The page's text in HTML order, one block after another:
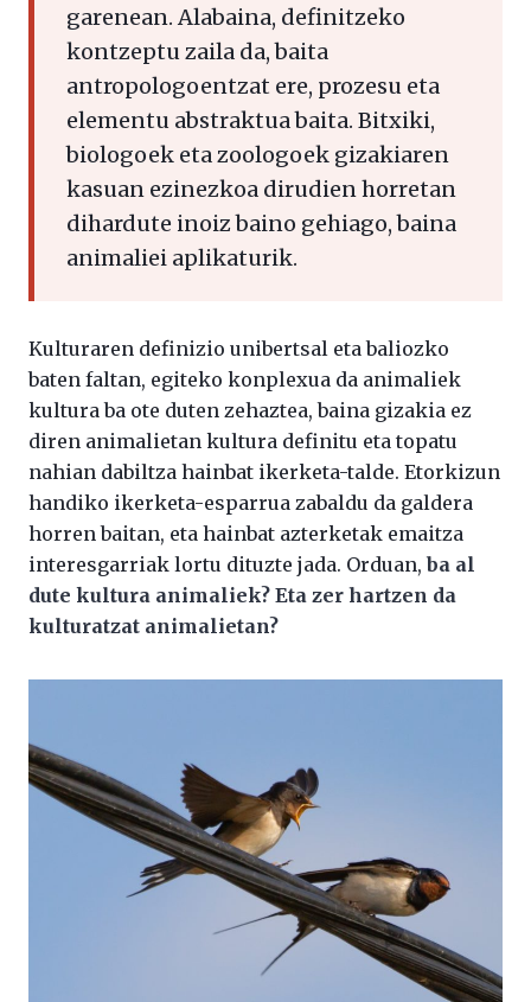
garenean. Alabaina, definitzeko
kontzeptu zaila da, baita
antropologoentzat ere, prozesu eta
elementu abstraktua baita. Bitxiki,
biologoek eta zoologoek gizakiaren
kasuan ezinezkoa dirudien horretan
dihardute inoiz baino gehiago, baina
animaliei aplikaturik.
Kulturaren definizio unibertsal eta baliozko
baten faltan, egiteko konplexua da animaliek
kultura ba ote duten zehaztea, baina gizakia ez
diren animalietan kultura definitu eta topatu
nahian dabiltza hainbat ikerketa-talde. Etorkizun
handiko ikerketa-esparrua zabaldu da galdera
horren baitan, eta hainbat azterketak emaitza
interesgarriak lortu dituzte jada. Orduan,ba al
dute kultura animaliek? Eta zer hartzen da
kulturatzat animalietan?